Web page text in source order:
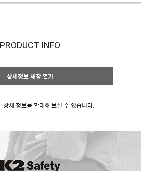
PRODUCT INFO
상세정보 새창 열기
상세 정보를 확대해 보실 수 있습니다.